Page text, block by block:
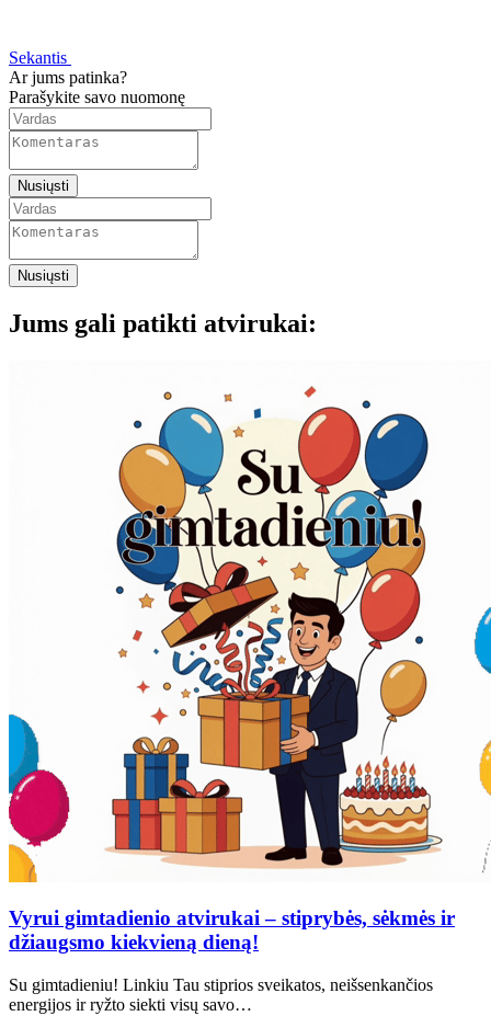
Sekantis
Ar jums patinka?
Parašykite savo nuomonę
Nusiųsti
Nusiųsti
Jums gali patikti atvirukai:
Vyrui gimtadienio atvirukai – stiprybės, sėkmės ir
džiaugsmo kiekvieną dieną!
Su gimtadieniu! Linkiu Tau stiprios sveikatos, neišsenkančios
energijos ir ryžto siekti visų savo…